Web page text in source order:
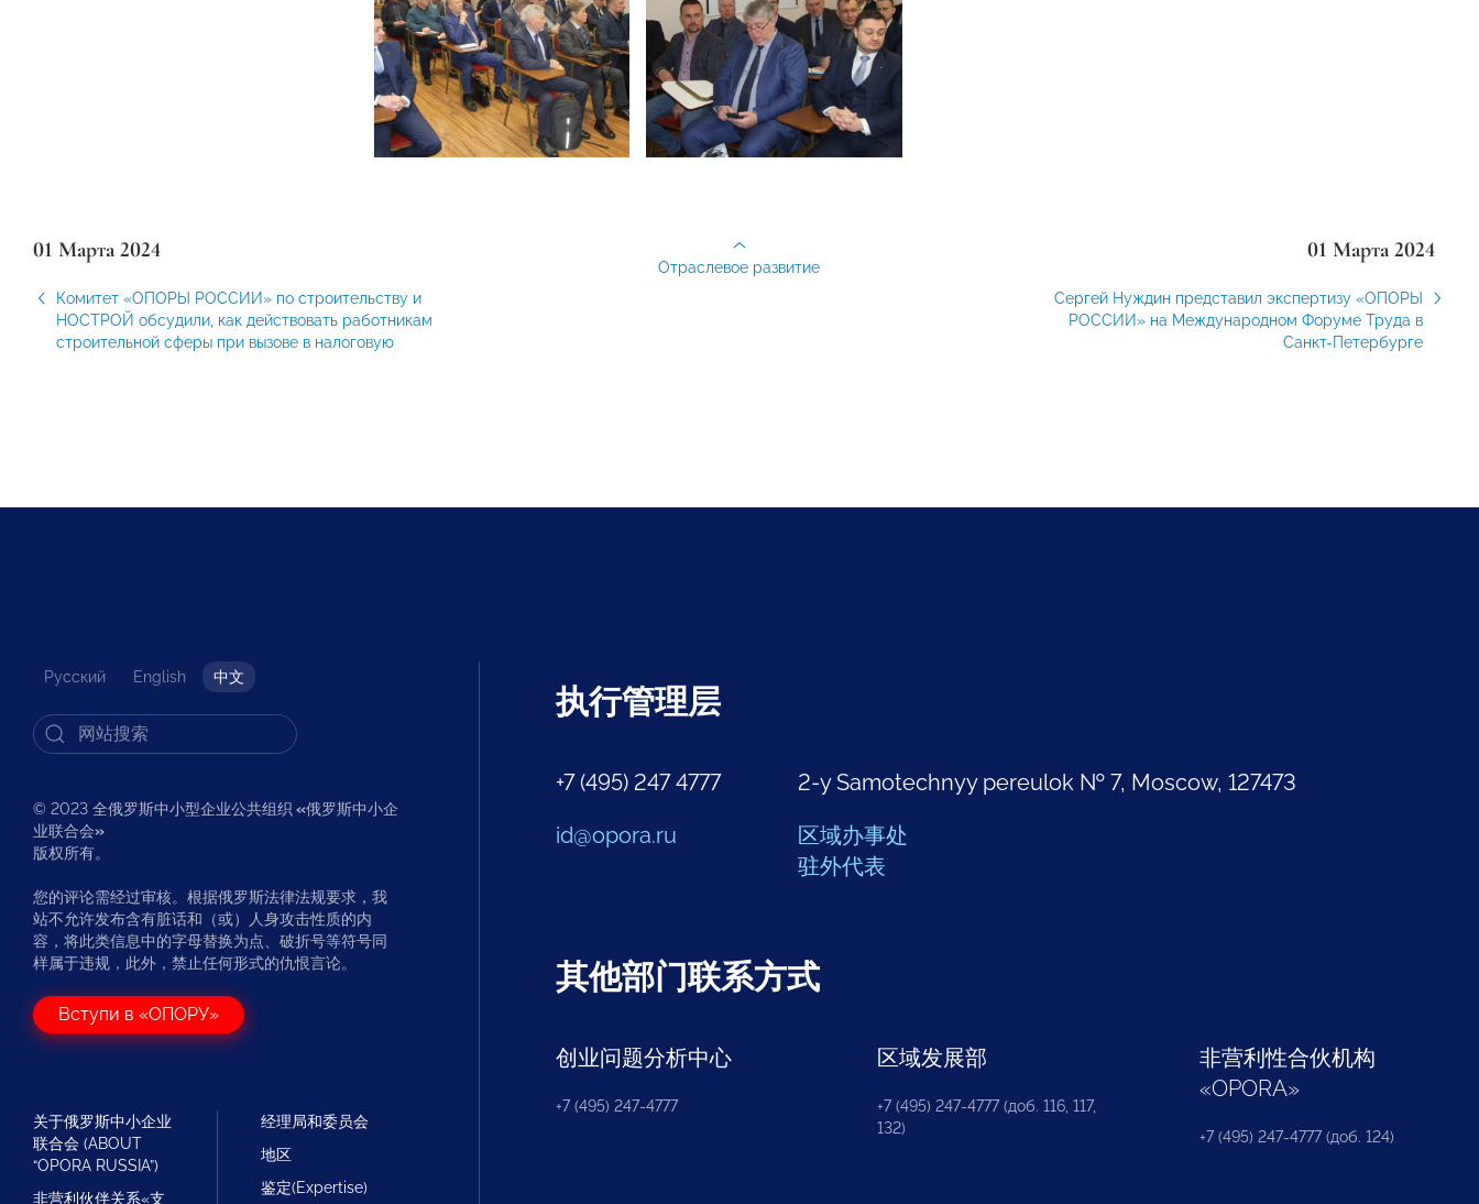
01 Марта 2024
Комитет «ОПОРЫ РОССИИ» по строительству и
НОСТРОЙ обсудили, как действовать работникам
строительной сферы при вызове в налоговую
01 Марта 2024
Сергей Нуждин представил экспертизу «ОПОРЫ
РОССИИ» на Международном Форуме Труда в
Санкт-Петербурге
Отраслевое развитие
Русский English 中文
© 2023 全俄罗斯中小型企业公共组织 «俄罗斯中小企
业联合会»
版权所有。
您的评论需经过审核。根据俄罗斯法律法规要求，我
站不允许发布含有脏话和（或）人身攻击性质的内
容，将此类信息中的字母替换为点、破折号等符号同
样属于违规，此外，禁止任何形式的仇恨言论。
Вступи в «ОПОРУ»
关于俄罗斯中小企业
联合会 (ABOUT
“OPORA RUSSIA”)
非营利伙伴关系«支
经理局和委员会
地区
鉴定(Expertise)
执行管理层
+7 (495) 247 4777
id@opora.ru
2-y Samotechnyy pereulok № 7, Moscow, 127473
区域办事处
驻外代表
其他部门联系方式
创业问题分析中心
+7 (495) 247-4777
区域发展部
+7 (495) 247-4777 (доб. 116, 117,
132)
非营利性合伙机构
«OPORA»
+7 (495) 247-4777 (доб. 124)